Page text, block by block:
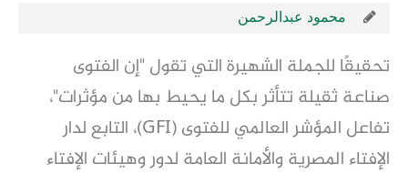
محمود عبدالرحمن
تحقيقًا للجملة الشهيرة التي تقول "إن الفتوى
صناعة ثقيلة تتأثر بكل ما يحيط بها من مؤثرات"،
تفاعل المؤشر العالمي للفتوى (GFI)، التابع لدار
الإفتاء المصرية والأمانة العامة لدور وهيئات الإفتاء